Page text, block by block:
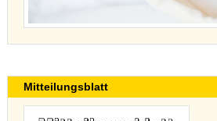
Mitteilungsblatt